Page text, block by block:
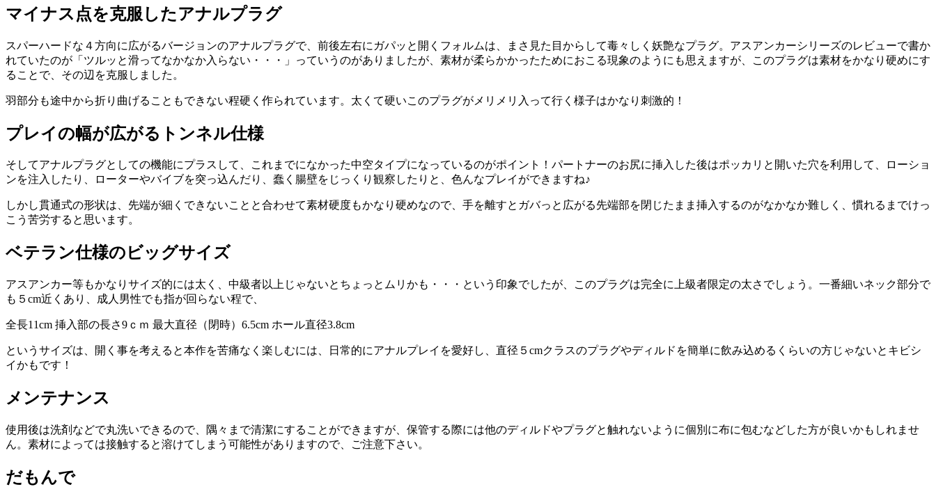
マイナス点を克服したアナルプラグ
スパーハードな４方向に広がるバージョンのアナルプラグで、前後左右にガパッと開くフォルムは、まさ見た目からして毒々しく妖艶なプラグ。アスアンカーシリーズのレビューで書か
れていたのが「ツルッと滑ってなかなか入らない・・・」っていうのがありましたが、素材が柔らかかったためにおこる現象のようにも思えますが、このプラグは素材をかなり硬めにす
ることで、その辺を克服しました。
羽部分も途中から折り曲げることもできない程硬く作られています。太くて硬いこのプラグがメリメリ入って行く様子はかなり刺激的！
プレイの幅が広がるトンネル仕様
そしてアナルプラグとしての機能にプラスして、これまでになかった中空タイプになっているのがポイント！パートナーのお尻に挿入した後はポッカリと開いた穴を利用して、ローショ
ンを注入したり、ローターやバイブを突っ込んだり、蠢く腸壁をじっくり観察したりと、色んなプレイができますね♪
しかし貫通式の形状は、先端が細くできないことと合わせて素材硬度もかなり硬めなので、手を離すとガバっと広がる先端部を閉じたまま挿入するのがなかなか難しく、慣れるまでけっ
こう苦労すると思います。
ベテラン仕様のビッグサイズ
アスアンカー等もかなりサイズ的には太く、中級者以上じゃないとちょっとムリかも・・・という印象でしたが、このプラグは完全に上級者限定の太さでしょう。一番細いネック部分で
も５cm近くあり、成人男性でも指が回らない程で、
全長11cm 挿入部の長さ9ｃｍ 最大直径（閉時）6.5cm ホール直径3.8cm
というサイズは、開く事を考えると本作を苦痛なく楽しむには、日常的にアナルプレイを愛好し、直径５cmクラスのプラグやディルドを簡単に飲み込めるくらいの方じゃないとキビシ
イかもです！
メンテナンス
使用後は洗剤などで丸洗いできるので、隅々まで清潔にすることができますが、保管する際には他のディルドやプラグと触れないように個別に布に包むなどした方が良いかもしれませ
ん。素材によっては接触すると溶けてしまう可能性がありますので、ご注意下さい。
だもんで